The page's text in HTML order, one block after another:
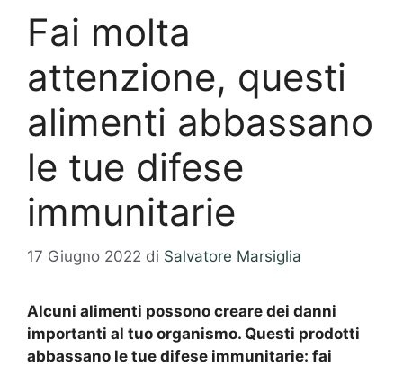
Fai molta
attenzione, questi
alimenti abbassano
le tue difese
immunitarie
17 Giugno 2022 di Salvatore Marsiglia
Alcuni alimenti possono creare dei danni
importanti al tuo organismo. Questi prodotti
abbassano le tue difese immunitarie: fai